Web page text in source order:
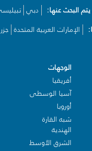
البحث عنها: دبي
الإمارات العربية المتحدة
الوجهات
أفريقيا
آسيا الوسطى
أوروبا
شبه القارة
الهندية
الشرق الأوسط